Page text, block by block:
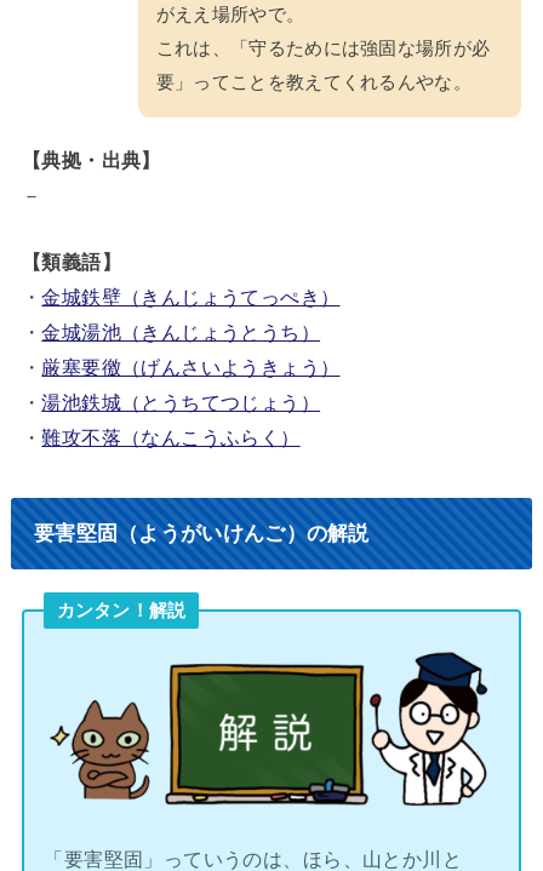
がええ場所やで。
これは、「守るためには強固な場所が必
要」ってことを教えてくれるんやな。
【典拠・出典】
－
【類義語】
・金城鉄壁（きんじょうてっぺき）
・金城湯池（きんじょうとうち）
・ 厳塞要徼（げんさいようきょう）
・湯池鉄城（とうちてつじょう）
・難攻不落（なんこうふらく）
要害堅固（ようがいけんご）の解説
カンタン！解説
「要害堅固」っていうのは、ほら、山とか川と